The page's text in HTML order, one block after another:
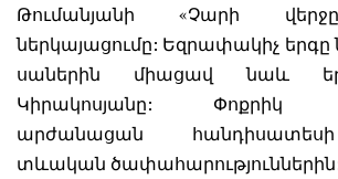
Թումանյանի «Չարի
ներկայացումը: Եզրափակիչ երգը
սաներին միացավ նաև
Կիրակոսյանը: Փոքրիկ
արժանացան
տևական